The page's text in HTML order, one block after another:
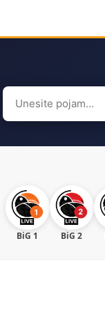
Search
for:
BiG 1 BiG 2